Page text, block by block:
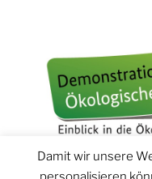
Damit wir unsere